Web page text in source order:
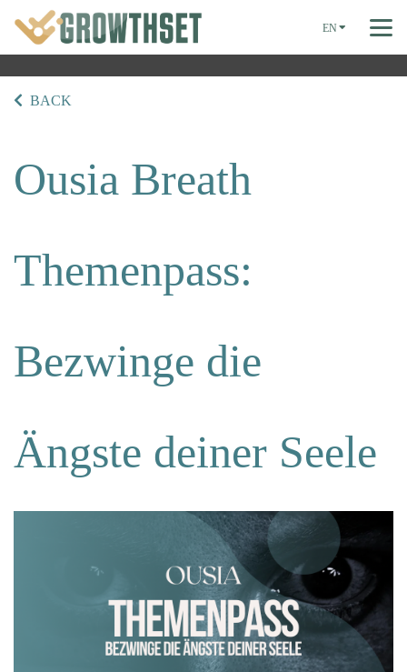
EN
BACK
Ousia Breath
Themenpass:
Bezwinge die
Ängste deiner Seele